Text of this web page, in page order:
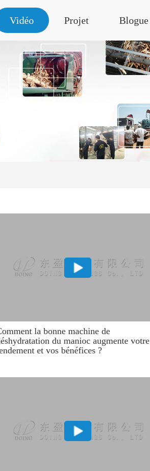
Vidéo Projet Blogue
la bonne machine de
du manioc augmente votre
et vos bénéfices ?